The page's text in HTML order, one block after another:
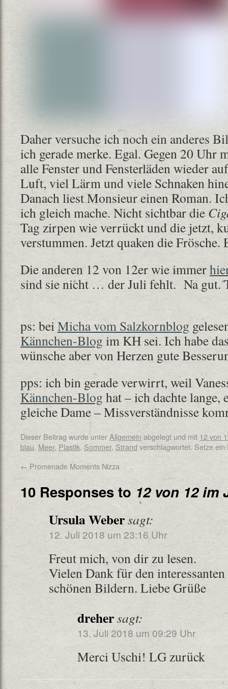
Daher versuche ich noch ein anderes
ich gerade merke. Egal. Gegen 20 Uhr
alle Fenster und Fensterläden wieder
Luft, viel Lärm und viele Schnaken
Danach liest Monsieur einen Roman.
ich gleich mache. Nicht sichtbar die
Tag zirpen wie verrückt und die jetzt,
verstummen. Jetzt quaken die Frösche.
Die anderen 12 von 12er wie immer
sind sie nicht … der Juli fehlt. Na gut.
ps: beiMicha vom Salzkornblog
Kännchen-Blog im KH sei. Ich habe
wünsche aber von Herzen gute
pps: ich bin gerade verwirrt, weil
Kännchen-Blog hat – ich dachte lange,
gleiche Dame – Missverständnisse
Dieser Beitrag wurde unterAllgemein abgelegt und mit 12 von
blau, Meer, Plastik, Sommer, Strand verschlagwortet. Setze
← Promenade Moments Nizza
10 Responses to 12 von 12 im
Ursula Webersagt:
12. Juli 2018 um 23:16 Uhr
Freut mich, von dir zu lesen.
Vielen Dank für den
schönen Bildern. Liebe Grüße
drehersagt:
13. Juli 2018 um 09:29 Uhr
Merci Uschi! LG zurück